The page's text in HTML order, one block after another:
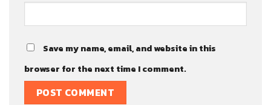
Save my name, email, and website in this
browser for the next time I comment.